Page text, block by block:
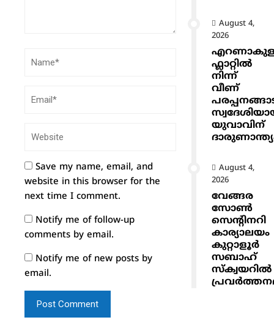
Save my name, email, and
website in this browser for the
next time I comment.
Notify me of follow-up
comments by email.
Notify me of new posts by
email.
August 4,
2026
ഫ്ലാറ്റിൽ
നിന്ന്
വീണ്
യുവാവിന്
August 4,
2026
വേങ്ങര
സോൺ
സെൻ്റിനറി
കാര്യാലയം
കുറ്റാളൂർ
സബാഹ്
സ്ക്വയറിൽ